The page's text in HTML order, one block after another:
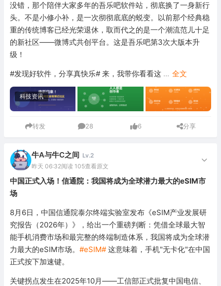
没错，那个陪伴大家多年的吾乐吧软件站，彻底换了一身新行
头。不是小修小补，是一次彻彻底底的蜕变。以前那个经典稳
重的传统博客已经光荣退休，取而代之的是一个潮流范儿十足
的新社区——微博式共创平台。这是吾乐吧第3次大版本升
级！
#发现好软件，分享真快乐# 来，我带你看看这 ... 全文
科技资讯
转发 28 6 分享
牛A与牛C之间 Lv.2
昨天 06:32阅读 105查看原文
中国正式入场！信通院：我国将成为全球潜力最大的eSIM市
场
8月6日，中国信通院泰尔终端实验室发布《eSIM产业发展研
究报告（2026年）》，给出一个重磅判断：凭借全球最大智
能手机消费市场和最完整的终端制造体系，我国将成为全球潜
力最大的eSIM市场。 #eSIM#这意味着，手机"无卡化"在中国
正式按下加速键。
关键拐点发生在2025年10月——工信部正式批复中国电信、